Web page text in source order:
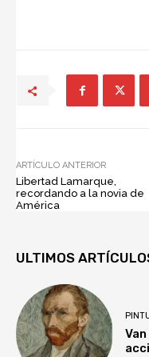
ARTÍCULO ANTERIOR
Libertad Lamarque,
recordando a la novia de
América
ULTIMOS